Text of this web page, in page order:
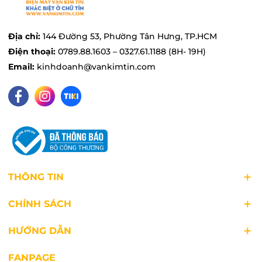
người dùng có thể dễ dàng điều chỉnh và cài đặt
chế độ hoạt động của tủ lạnh chỉ bằng một cái
chạm tay, đơn giản, dễ sử dụng.
Địa chỉ: 144 Đường 53, Phường Tân Hưng, TP.HCM
Điện thoại: 0789.88.1603 – 0327.61.1188 (8H- 19H)
Email: kinhdoanh@vankimtin.com
THÔNG TIN
CHÍNH SÁCH
HƯỚNG DẪN
FANPAGE